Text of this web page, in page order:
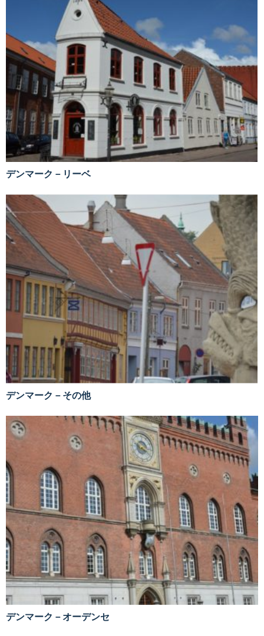
デンマーク－リーベ
デンマーク－その他
デンマーク－オーデンセ